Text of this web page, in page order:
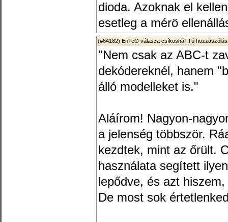
dioda. Azoknak el
esetleg a mérö
(#64182) EnTeO válasza csíkosháTTú
"Nem csak az ABC-t
dekódereknél, hanem
álló modelleket is."
Aláírom! Nagyon-
a jelenség többször.
kezdtek, mint az őrült.
használata segített
lepődve, és azt
De most sok